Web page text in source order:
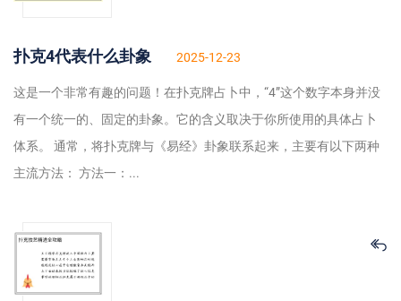
扑克4代表什么卦象 2025-12-23
这是一个非常有趣的问题！在扑克牌占卜中，“4”这个数字本身并没
有一个统一的、固定的卦象。它的含义取决于你所使用的具体占卜
体系。 通常，将扑克牌与《易经》卦象联系起来，主要有以下两种
主流方法： 方法一：...